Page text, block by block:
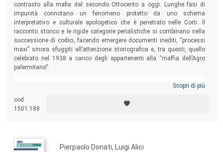
contrasto alla mafia dal secondo Ottocento a oggi. Lunghe fasi di
impunità connotano un fenomeno protetto da uno schema
interpretativo e culturale apologetico che è penetrato nelle Corti. Il
racconto storico e le rigide categorie penalistiche si combinano nella
successione di codici, facendo emergere documenti inediti, “processi
maxi” sinora sfuggiti all’attenzione storiografica e, tra questi, quello
celebrato nel 1938 a carico degli appartenenti alla “maffia dell’Agro
palermitano”.
Scopri di più
cod.
1501.188
Pierpaolo Donati, Luigi Alici